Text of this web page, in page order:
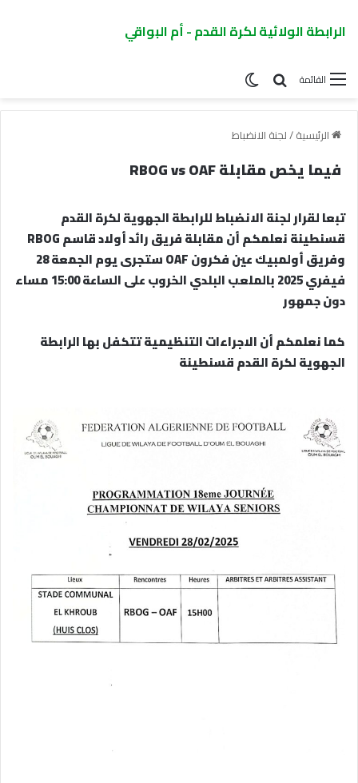
الرابطة الولائية لكرة القدم - أم البواقي
القائمة
الرئيسية/لجنة الانضباط
فيما يخص مقابلة RBOG vs OAF
تبعا لقرار لجنة الانضباط للرابطة الجهوية لكرة القدم
قسنطينة نعلمكم أن مقابلة فريق رائد أولاد قاسم RBOG
وفريق أولمبيك عين فكرون OAF ستجرى يوم الجمعة 28
فيفري 2025 بالملعب البلدي الخروب على الساعة 15:00 مساء
دون جمهور
كما نعلمكم أن الاجراءات التنظيمية تتكفل بها الرابطة
الجهوية لكرة القدم قسنطينة